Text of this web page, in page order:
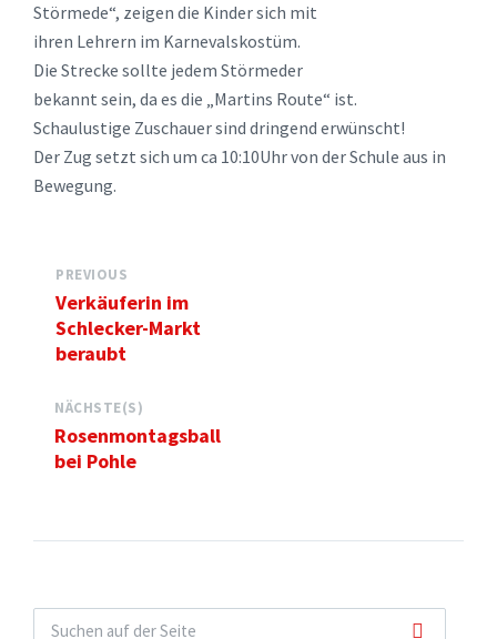
Störmede“, zeigen die Kinder sich mit
ihren Lehrern im Karnevalskostüm.
Die Strecke sollte jedem Störmeder
bekannt sein, da es die „Martins Route“ ist.
Schaulustige Zuschauer sind dringend erwünscht!
Der Zug setzt sich um ca 10:10Uhr von der Schule aus in
Bewegung.
PREVIOUS
Verkäuferin im
Schlecker-Markt
beraubt
NÄCHSTE(S)
Rosenmontagsball
bei Pohle